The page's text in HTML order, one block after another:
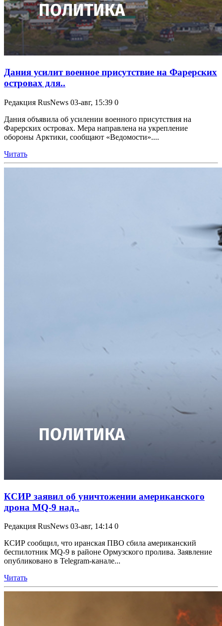
Дания усилит военное присутствие на Фарерских
островах для..
Редакция RusNews 03-авг, 15:39 0
Дания объявила об усилении военного присутствия на
Фарерских островах. Мера направлена на укрепление
обороны Арктики, сообщают «Ведомости»....
Читать
КСИР заявил об уничтожении американского
дрона MQ-9 над..
Редакция RusNews 03-авг, 14:14 0
КСИР сообщил, что иранская ПВО сбила американский
беспилотник MQ-9 в районе Ормузского пролива. Заявление
опубликовано в Telegram-канале...
Читать